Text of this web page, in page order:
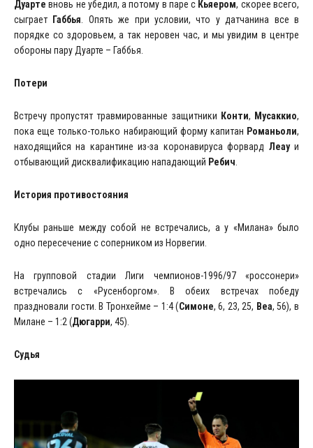
Дуарте вновь не убедил, а потому в паре с Кьяером, скорее всего,
сыграет
Габбья . Опять же при условии, что у датчанина все в
порядке со здоровьем, а так неровен час, и мы увидим в центре
обороны пару Дуарте – Габбья.
Потери
Встречу пропустят травмированные защитники Конти, Мусаккио,
пока еще только-только набирающий форму капитан Романьоли,
находящийся на карантине из-за коронавируса форвард Леауи
отбывающий дисквалификацию нападающий Ребич
История противостояния
Клубы раньше между собой не встречались, а у «Милана» было
одно пересечение с соперником из Норвегии.
На групповой стадии Лиги чемпионов-1996/97 «россонери»
встречались с «Русенборгом». В обеих встречах победу
праздновали гости. В Тронхейме – 1:4 (Симоне, 6, 23, 25, Веа, 56), в
Милане – 1:2 (Дюгарри, 45).
Судья